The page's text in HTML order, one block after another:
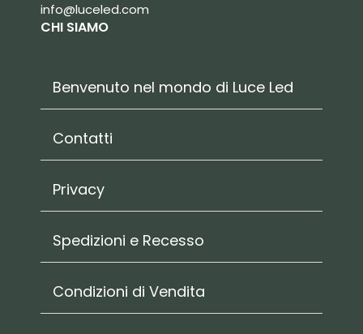
info@luceled.com
CHI SIAMO
Benvenuto nel mondo di Luce Led
Contatti
Privacy
Spedizioni e Recesso
Condizioni di Vendita